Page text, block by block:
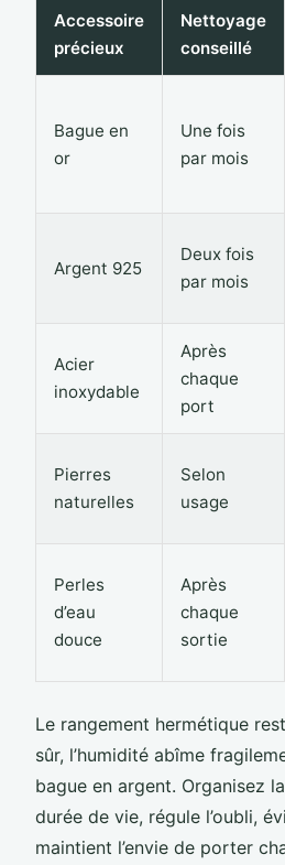
Accessoire
précieux
Nettoyage
conseillé
Bague en
or
Une fois
par mois
Argent 925
Deux fois
par mois
Acier
inoxydable
Après
chaque
port
Pierres
naturelles
Selon
usage
Perles
d’eau
douce
Après
chaque
sortie
Le rangement hermétique
sûr, l’humidité abîme
bague en argent. Organisez
durée de vie, régule l’oubli,
maintient l’envie de porter